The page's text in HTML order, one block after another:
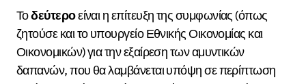
Τοδεύτεροείναι η επίτευξη της συμφωνίας (όπως
ζητούσε και το υπουργείο Εθνικής Οικονομίας και
Οικονομικών) για την εξαίρεση των αμυντικών
δαπανών, που θα λαμβάνεται υπόψη σε περίπτωση